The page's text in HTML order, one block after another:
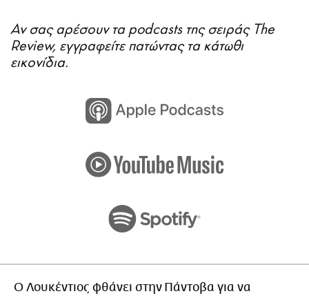
Αν σας αρέσουν τα podcasts της σειράς The
Review, εγγραφείτε πατώντας τα κάτωθι
εικονίδια.
Ο Λουκέντιος φθάνει στην Πάντοβα για να